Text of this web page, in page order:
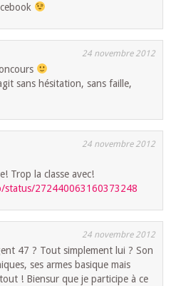
24 novembre 2012
sans hésitation, sans faille,
24 novembre 2012
Trop la classe avec!
272440063160373248
24 novembre 2012
47 ? Tout simplement lui ? Son
ses armes basique mais
! Biensur que je participe à ce